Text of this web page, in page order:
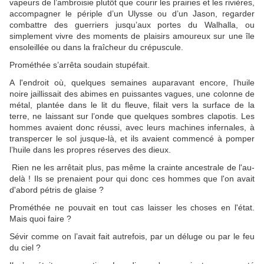
vapeurs de l’ambroisie plutôt que courir les prairies et les rivières,
accompagner le périple d’un Ulysse ou d’un Jason, regarder
combattre des guerriers jusqu’aux portes du Walhalla, ou
simplement vivre des moments de plaisirs amoureux sur une île
ensoleillée ou dans la fraîcheur du crépuscule.
Prométhée s’arrêta soudain stupéfait.
A l'endroit où, quelques semaines auparavant encore, l’huile
noire jaillissait des abimes en puissantes vagues, une colonne de
métal, plantée dans le lit du fleuve, filait vers la surface de la
terre, ne laissant sur l’onde que quelques sombres clapotis. Les
hommes avaient donc réussi, avec leurs machines infernales, à
transpercer le sol jusque-là, et ils avaient commencé à pomper
l’huile dans les propres réserves des dieux.
Rien ne les arrêtait plus, pas même la crainte ancestrale de l'au-
delà ! Ils se prenaient pour qui donc ces hommes que l'on avait
d'abord pétris de glaise ?
Prométhée ne pouvait en tout cas laisser les choses en l'état.
Mais quoi faire ?
Sévir comme on l’avait fait autrefois, par un déluge ou par le feu
du ciel ?